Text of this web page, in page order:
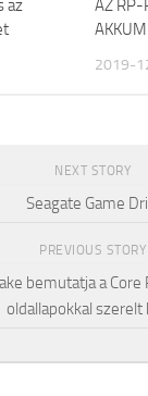
az
AZ RP-
2019-
NEXT STORY
Seagate Game
PREVIOUS STORY
bemutatja a
oldallapokkal szerelt